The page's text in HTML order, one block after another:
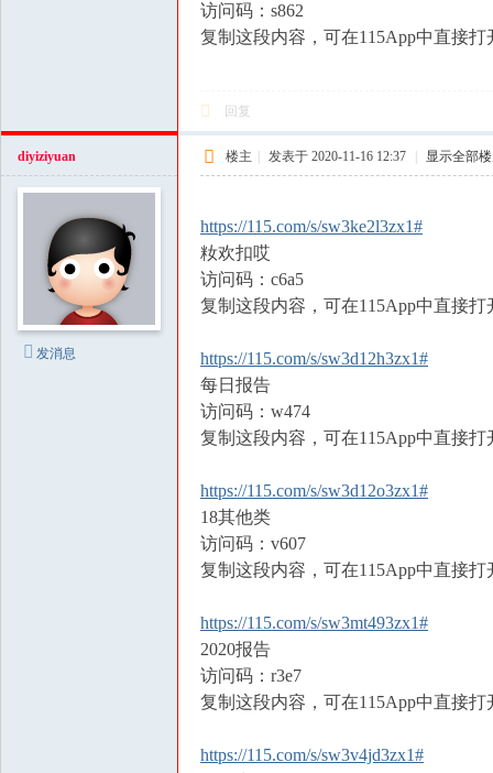
访问码：s862
复制这段内容，可在115App中直接打
回复
diyiziyuan
发消息
楼主 发表于 2020-11-16 12:37 显示全部
https://115.com/s/sw3ke2l3zx1#
籹欢扣哎
访问码：c6a5
复制这段内容，可在115App中直接打
https://115.com/s/sw3d12h3zx1#
每日报告
访问码：w474
复制这段内容，可在115App中直接打
https://115.com/s/sw3d12o3zx1#
18其他类
访问码：v607
复制这段内容，可在115App中直接打
https://115.com/s/sw3mt493zx1#
2020报告
访问码：r3e7
复制这段内容，可在115App中直接打
https://115.com/s/sw3v4jd3zx1#